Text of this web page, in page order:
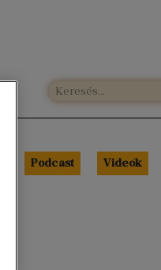
Podcast Videók